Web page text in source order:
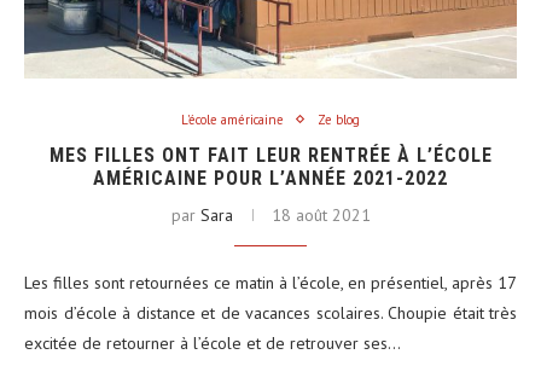
L'école américaine Ze blog
MES FILLES ONT FAIT LEUR RENTRÉE À L’ÉCOLE
AMÉRICAINE POUR L’ANNÉE 2021-2022
par Sara 18 août 2021
Les filles sont retournées ce matin à l’école, en présentiel, après 17
mois d’école à distance et de vacances scolaires. Choupie était très
excitée de retourner à l’école et de retrouver ses…